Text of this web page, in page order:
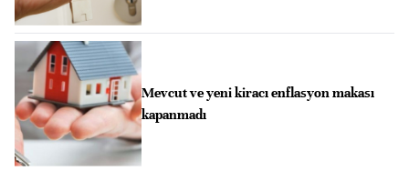
Mevcut ve yeni kiracı enflasyon makası
kapanmadı